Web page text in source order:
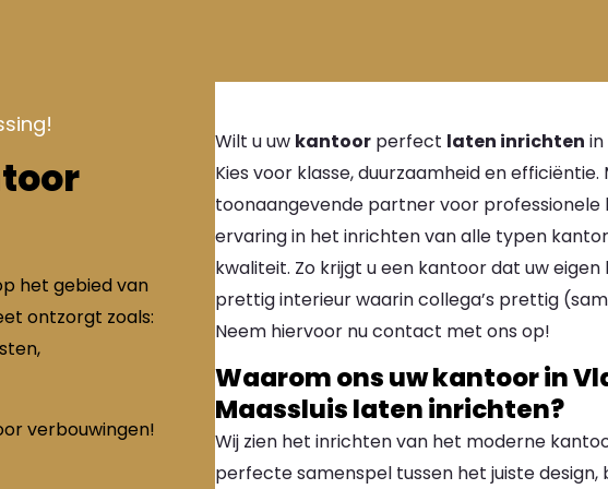
het gebied van
ontzorgt zoals:
verbouwingen!
Wilt u uw kantoorperfect laten inrichten in
Kies voor klasse, duurzaamheid en
toonaangevende partner voor
ervaring in het inrichten van alle typen
kwaliteit. Zo krijgt u een kantoor dat uw
prettig interieur waarin collega’s prettig
Neem hiervoor nu contact met ons op!
Waarom ons uw kantoor in
Maassluis laten inrichten?
Wij zien het inrichten van het moderne
perfecte samenspel tussen het juiste